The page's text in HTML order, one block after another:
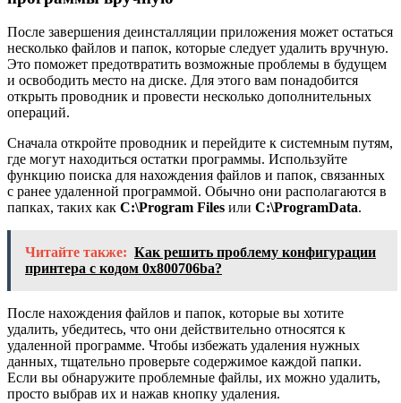
После завершения деинсталляции приложения может остаться
несколько файлов и папок, которые следует удалить вручную.
Это поможет предотвратить возможные проблемы в будущем
и освободить место на диске. Для этого вам понадобится
открыть проводник и провести несколько дополнительных
операций.
Сначала откройте проводник и перейдите к системным путям,
где могут находиться остатки программы. Используйте
функцию поиска для нахождения файлов и папок, связанных
с ранее удаленной программой. Обычно они располагаются в
папках, таких как C:\Program Files или C:\ProgramData.
Читайте также: Как решить проблему конфигурации
принтера с кодом 0x800706ba?
После нахождения файлов и папок, которые вы хотите
удалить, убедитесь, что они действительно относятся к
удаленной программе. Чтобы избежать удаления нужных
данных, тщательно проверьте содержимое каждой папки.
Если вы обнаружите проблемные файлы, их можно удалить,
просто выбрав их и нажав кнопку удаления.